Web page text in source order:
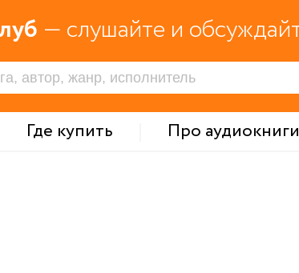
— слушайте и
Где купить Про аудиокниги